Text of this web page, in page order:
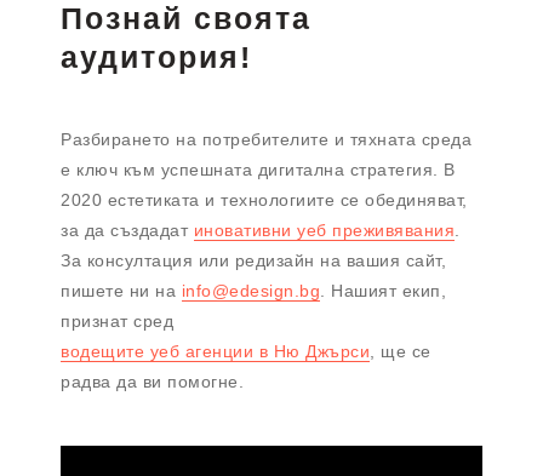
Познай своята
аудитория!
Разбирането на потребителите и тяхната среда
е ключ към успешната дигитална стратегия. В
2020 естетиката и технологиите се обединяват,
за да създадат иновативни уеб преживявания.
За консултация или редизайн на вашия сайт,
пишете ни на info@edesign.bg. Нашият екип,
признат сред
водещите уеб агенции в Ню Джърси, ще се
радвa да ви помогне.